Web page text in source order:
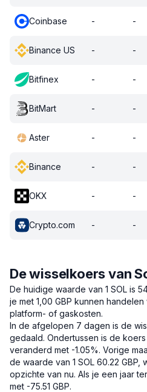
Coinbase - -
Binance US - -
Bitfinex - -
BitMart - -
Aster - -
Binance - -
OKX - -
Crypto.com - -
De wisselkoers van
De huidige waarde van 1 SOL is
je met 1,00 GBP kunnen
platform- of gaskosten.
In de afgelopen 7 dagen is de
gedaald. Ondertussen is de
veranderd met -1.05%. Vorige
de waarde van 1 SOL 60.22 GBP,
opzichte van nu. Als je een jaar
met -75.51 GBP.